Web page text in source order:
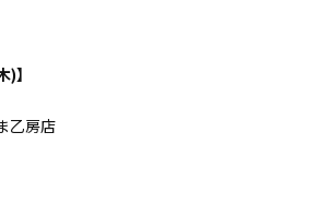
)】
乙房店